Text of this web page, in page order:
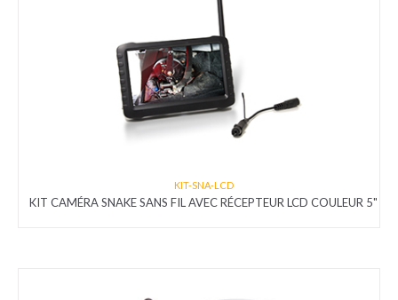
KIT-SNA-LCD
KIT CAMÉRA SNAKE SANS FIL AVEC RÉCEPTEUR LCD COULEUR 5"